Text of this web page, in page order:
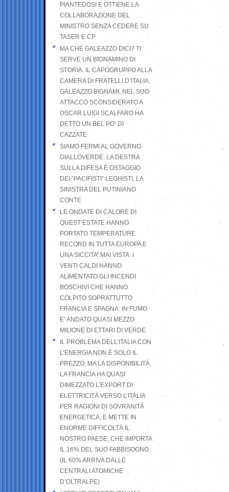
PIANTEDOSI E OTTIENE LA
COLLABORAZIONE DEL
MINISTRO SENZA CEDERE SU
TASER E CP
MA CHE GALEAZZO DICI? TI
SERVE UN BIGNAMINO DI
STORIA. IL CAPOGRUPPO ALLA
CAMERA DI FRATELLI D’ITALIA,
GALEAZZO BIGNAMI, NEL SUO
ATTACCO SCONSIDERATO A
OSCAR LUIGI SCALFARO HA
DETTO UN BEL PO’ DI
CAZZATE
SIAMO FERMI AL GOVERNO
GIALLOVERDE: LA DESTRA
SULLA DIFESA È OSTAGGIO
DEI “PACIFISTI” LEGHISTI, LA
SINISTRA DEL PUTINIANO
CONTE
LE ONDATE DI CALORE DI
QUEST’ESTATE HANNO
PORTATO TEMPERATURE
RECORD IN TUTTA EUROPA E
UNA SICCITA’ MAI VISTA. I
VENTI CALDI HANNO
ALIMENTATO GLI INCENDI
BOSCHIVI CHE HANNO
COLPITO SOPRATTUTTO
FRANCIA E SPAGNA: IN FUMO
E’ ANDATO QUASI MEZZO
MILIONE DI ETTARI DI VERDE
IL PROBLEMA DELL’ITALIA CON
L’ENERGIA NON È SOLO IL
PREZZO, MA LA DISPONIBILITÀ.
LA FRANCIA HA QUASI
DIMEZZATO L’EXPORT DI
ELETTRICITÀ VERSO L’ITALIA
PER RAGIONI DI SOVRANITÀ
ENERGETICA, E METTE IN
ENORME DIFFICOLTÀ IL
NOSTRO PAESE, CHE IMPORTA
IL 16% DEL SUO FABBISOGNO
(IL 60% ARRIVA DALLE
CENTRALI ATOMICHE
D’OLTRALPE)